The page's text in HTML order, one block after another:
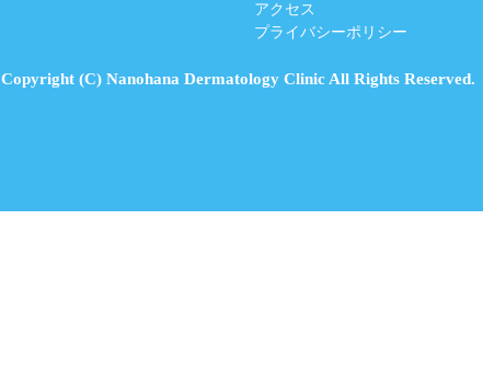
アクセス
プライバシーポリシー
Copyright (C) Nanohana Dermatology Clinic All Rights Reserved.